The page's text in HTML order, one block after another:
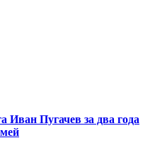
Иван Пугачев за два года